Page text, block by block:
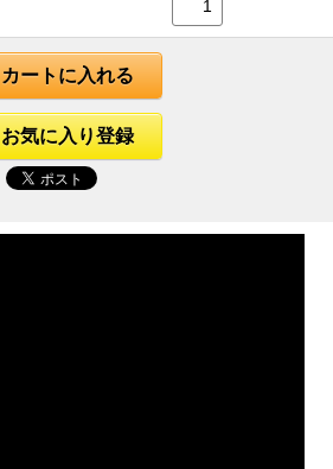
カートに入れる
お気に入り登録